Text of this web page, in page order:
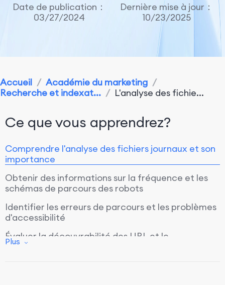
Date de publication：
03/27/2024
Dernière mise à jour：
10/23/2025
Accueil / Académie du marketing /
Recherche et indexat... / L'analyse des fichie...
Ce que vous apprendrez?
Comprendre l'analyse des fichiers journaux et son
importance
Obtenir des informations sur la fréquence et les
schémas de parcours des robots
Identifier les erreurs de parcours et les problèmes
d'accessibilité
Évaluer la découvrabilité des URL et le
comportement d'indexation
Plus